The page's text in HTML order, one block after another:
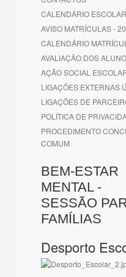
CALENDÁRIO ESCOLAR
AVISO MATRÍCULAS -
CALENDÁRIO
AVALIAÇÃO DOS
AÇÃO SOCIAL
LIGAÇÕES EXTERNAS
LIGAÇÕES DE
POLÍTICA DE
PROCEDIMENTO
COMUM
BEM-ESTAR
MENTAL -
SESSÃO
FAMÍLIAS
Desporto